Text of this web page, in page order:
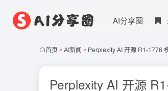
AI分享圈
首页 • AI新闻 • Perplexity AI 开源 R1-1776
Perplexity AI 开源